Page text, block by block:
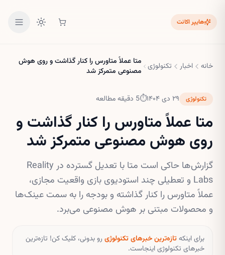
هایپر اکانت
خانه اخبار تکنولوژی متا عملاً متاورس را کنار گذاشت و روی هوش
مصنوعی متمرکز شد
تکنولوژی ۲۹ دی ۱۴۰۴ ⏱
5 دقیقه مطالعه
متا عملاً متاورس را کنار گذاشت و
روی هوش مصنوعی متمرکز شد
گزارش‌ها حاکی است متا با تعدیل گسترده در Reality
Labs و تعطیلی چند استودیوی بازی واقعیت مجازی،
عملاً متاورس را کنار گذاشته و بودجه را به سمت عینک‌ها
و محصولات مبتنی بر هوش مصنوعی می‌برد.
برای اینکهتازه‌ترین خبرهای تکنولوژی رو بدونی، کلیک کن! تازه‌ترین
خبرهای تکنولوژی اینجاست.